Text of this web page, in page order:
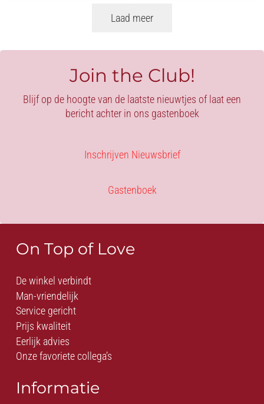
Laad meer
Join the Club!
Blijf op de hoogte van de laatste nieuwtjes of laat een
bericht achter in ons gastenboek
Inschrijven Nieuwsbrief
Gastenboek
On Top of Love
De winkel verbindt
Man-vriendelijk
Service gericht
Prijs kwaliteit
Eerlijk advies
Onze favoriete collega’s
Informatie